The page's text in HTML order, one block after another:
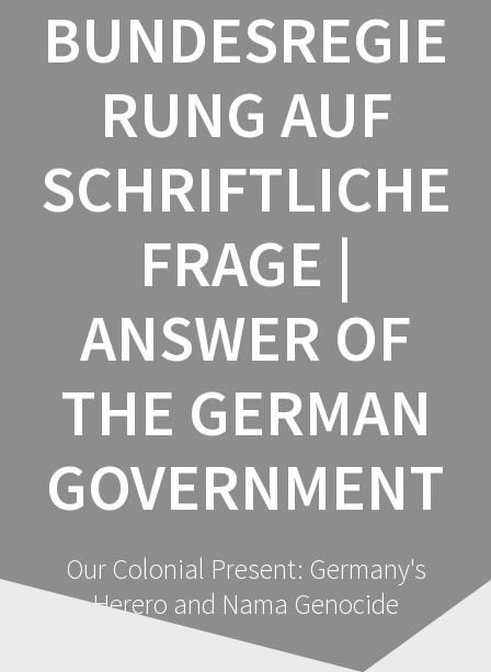
BUNDESREGIE
RUNG AUF
SCHRIFTLICHE
FRAGE |
ANSWER OF
THE GERMAN
GOVERNMENT
Our Colonial Present: Germany's
Herero and Nama Genocide